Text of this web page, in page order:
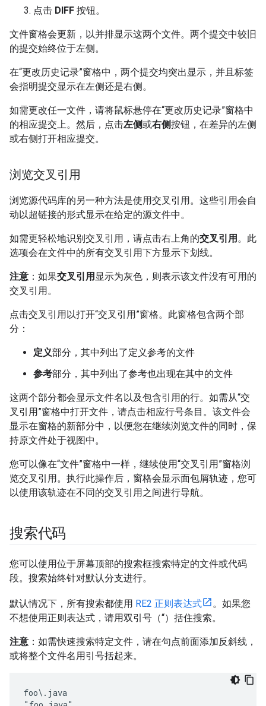
点击 DIFF 按钮。
文件窗格会更新，以并排显示这两个文件。两个提交中较旧
的提交始终位于左侧。
在“更改历史记录”窗格中，两个提交均突出显示，并且标签
会指明提交显示在左侧还是右侧。
如需更改任一文件，请将鼠标悬停在“更改历史记录”窗格中
的相应提交上。然后，点击左侧或右侧按钮，在差异的左侧
或右侧打开相应提交。
浏览交叉引用
浏览源代码库的另一种方法是使用交叉引用。这些引用会自
动以超链接的形式显示在给定的源文件中。
如需更轻松地识别交叉引用，请点击右上角的交叉引用 。此
选项会在文件中的所有交叉引用下方显示下划线。
注意 ：如果交叉引用 显示为灰色，则表示该文件没有可用的
交叉引用。
点击交叉引用以打开“交叉引用”窗格。此窗格包含两个部
分：
定义部分，其中列出了定义参考的文件
参考部分，其中列出了参考也出现在其中的文件
这两个部分都会显示文件名以及包含引用的行。如需从“交
叉引用”窗格中打开文件，请点击相应行号条目。该文件会
显示在窗格的新部分中，以便您在继续浏览文件的同时，保
持原文件处于视图中。
您可以像在“文件”窗格中一样，继续使用“交叉引用”窗格浏
览交叉引用。执行此操作后，窗格会显示面包屑轨迹，您可
以使用该轨迹在不同的交叉引用之间进行导航。
搜索代码
您可以使用位于屏幕顶部的搜索框搜索特定的文件或代码
段。搜索始终针对默认分支进行。
默认情况下，所有搜索都使用 RE2 正则表达式
。如果您
不想使用正则表达式，请用双引号（“）括住搜索。
注意 ：如需快速搜索特定文件，请在句点前面添加反斜线，
或将整个文件名用引号括起来。
foo\.java